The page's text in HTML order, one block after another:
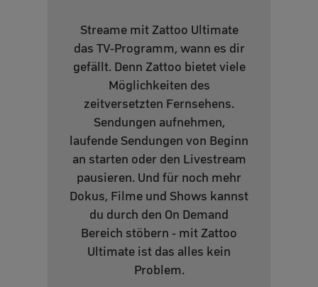
Streame mit Zattoo Ultimate
das TV-Programm, wann es dir
gefällt. Denn Zattoo bietet viele
Möglichkeiten des
zeitversetzten Fernsehens.
Sendungen aufnehmen,
laufende Sendungen von Beginn
an starten oder den Livestream
pausieren. Und für noch mehr
Dokus, Filme und Shows kannst
du durch den On Demand
Bereich stöbern - mit Zattoo
Ultimate ist das alles kein
Problem.